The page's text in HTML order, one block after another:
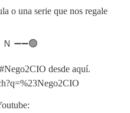
o una serie que nos regale
➖➖🟢
desde aquí.